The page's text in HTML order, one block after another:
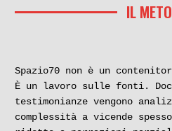
IL
Spazio70 non è un
È un lavoro sulle fonti.
testimonianze vengono
complessità a vicende